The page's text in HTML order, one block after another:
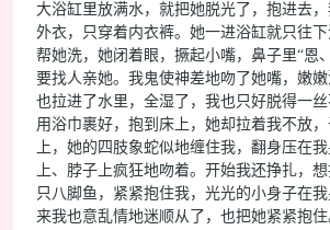
大浴缸里放满水，就把她脱光了，抱进去
外衣，只穿着内衣裤。她一进浴缸就只往
帮她洗，她闭着眼，撅起小嘴，鼻子里“恩
要找人亲她。我鬼使神差地吻了她嘴，嫩
也拉进了水里，全湿了，我也只好脱得
用浴巾裹好，抱到床上，她却拉着我不放
上，她的四肢象蛇似地缠住我，翻身压在
上、脖子上疯狂地吻着。开始我还挣扎，
只八脚鱼，紧紧抱住我，光光的小身子在
来我也意乱情地迷顺从了，也把她紧紧抱